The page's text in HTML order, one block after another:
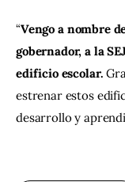
“Vengo a nombre
gobernador, a la
edificio escolar.
estrenar estos
desarrollo y